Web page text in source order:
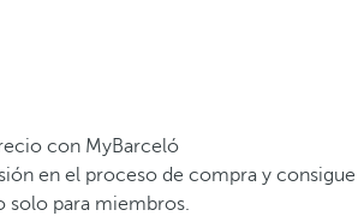
con MyBarceló
en el proceso de compra y consigue
solo para miembros.